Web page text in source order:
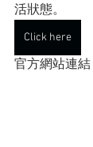
活狀態。
Click here
官方網站連結